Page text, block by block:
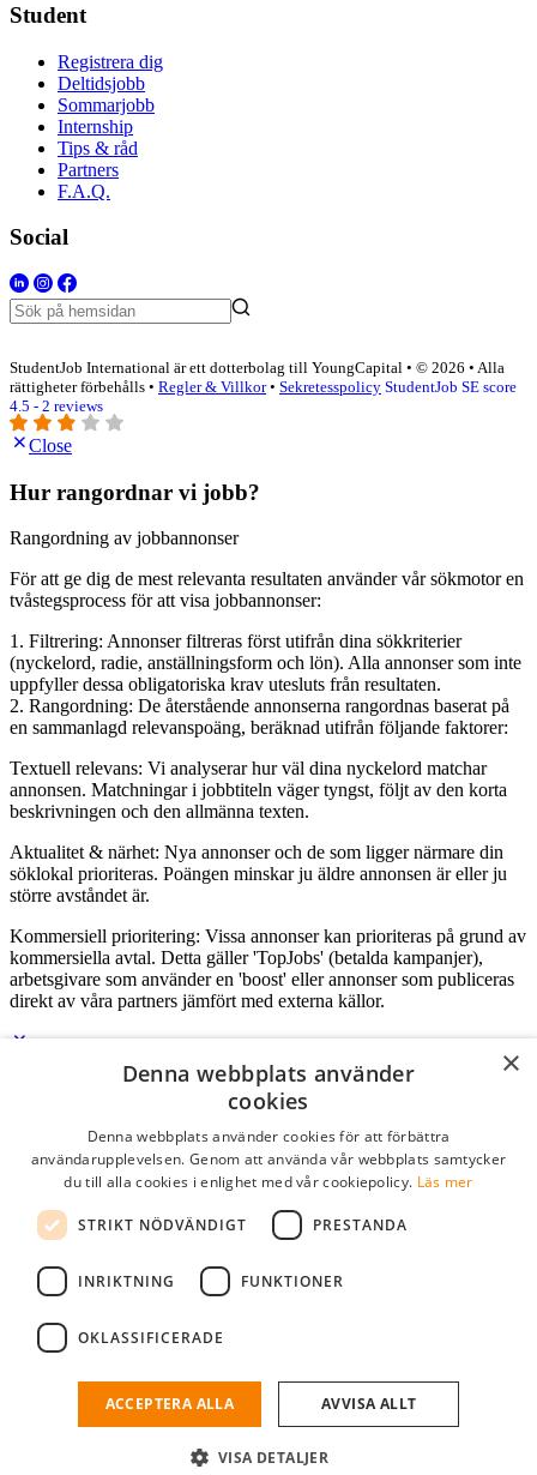
Student
Registrera dig
Deltidsjobb
Sommarjobb
Internship
Tips & råd
Partners
F.A.Q.
Social
StudentJob International är ett dotterbolag till YoungCapital • © 2026 • Alla
rättigheter förbehålls • Regler & Villkor• Sekretesspolicy StudentJob SE score
4.5 - 2 reviews
Close
Hur rangordnar vi jobb?
Rangordning av jobbannonser
För att ge dig de mest relevanta resultaten använder vår sökmotor en
tvåstegsprocess för att visa jobbannonser:
1. Filtrering: Annonser filtreras först utifrån dina sökkriterier
(nyckelord, radie, anställningsform och lön). Alla annonser som inte
uppfyller dessa obligatoriska krav utesluts från resultaten.
2. Rangordning: De återstående annonserna rangordnas baserat på
en sammanlagd relevanspoäng, beräknad utifrån följande faktorer:
Textuell relevans: Vi analyserar hur väl dina nyckelord matchar
annonsen. Matchningar i jobbtiteln väger tyngst, följt av den korta
beskrivningen och den allmänna texten.
Aktualitet & närhet: Nya annonser och de som ligger närmare din
söklokal prioriteras. Poängen minskar ju äldre annonsen är eller ju
större avståndet är.
Kommersiell prioritering: Vissa annonser kan prioriteras på grund av
kommersiella avtal. Detta gäller 'TopJobs' (betalda kampanjer),
arbetsgivare som använder en 'boost' eller annonser som publiceras
direkt av våra partners jämfört med externa källor.
Lösenord
kom ihåg mig
logga in
Kostnadsfri företagsprofil
och söka efter passande kandidater till ditt företag.
×
Denna webbplats använder
cookies
Denna webbplats använder cookies för att förbättra
användarupplevelsen. Genom att använda vår webbplats samtycker
du till alla cookies i enlighet med vår cookiepolicy. Läs mer
STRIKT NÖDVÄNDIGT PRESTANDA
INRIKTNING FUNKTIONER
OKLASSIFICERADE
ACCEPTERA ALLA AVVISA ALLT
VISA DETALJER